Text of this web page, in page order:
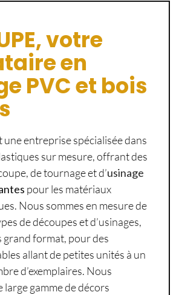
votre
en
PVC et bois
une entreprise spécialisée dans
sur mesure, offrant des
de tournage et d’usinage
pour les matériaux
Nous sommes en mesure de
de découpes et d’usinages,
grand format, pour des
allant de petites unités à un
d’exemplaires. Nous
gamme de décors